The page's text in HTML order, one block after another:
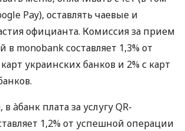
Pay), оставлять чаевые и
официанта. Комиссия за прием
в monobank составляет 1,3% от
украинских банков и 2% с карт
àбанк плата за услугу QR-
1,2% от успешной операции